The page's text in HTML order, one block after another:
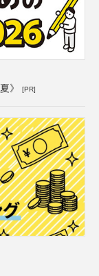
》 [PR]